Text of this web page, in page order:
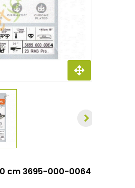
cm 3695-000-0064